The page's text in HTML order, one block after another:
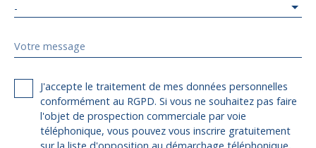
-
Votre message
J'accepte le traitement de mes données personnelles
conformément au RGPD. Si vous ne souhaitez pas faire
l'objet de prospection commerciale par voie
téléphonique, vous pouvez vous inscrire gratuitement